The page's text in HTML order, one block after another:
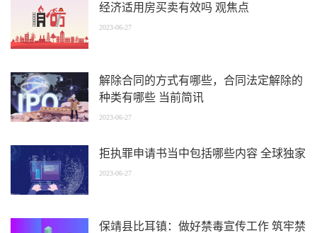
经济适用房买卖有效吗 观焦点
2023-06-27
解除合同的方式有哪些，合同法定解除的
种类有哪些 当前简讯
2023-06-27
拒执罪申请书当中包括哪些内容 全球独家
2023-06-27
保靖县比耳镇：做好禁毒宣传工作 筑牢禁